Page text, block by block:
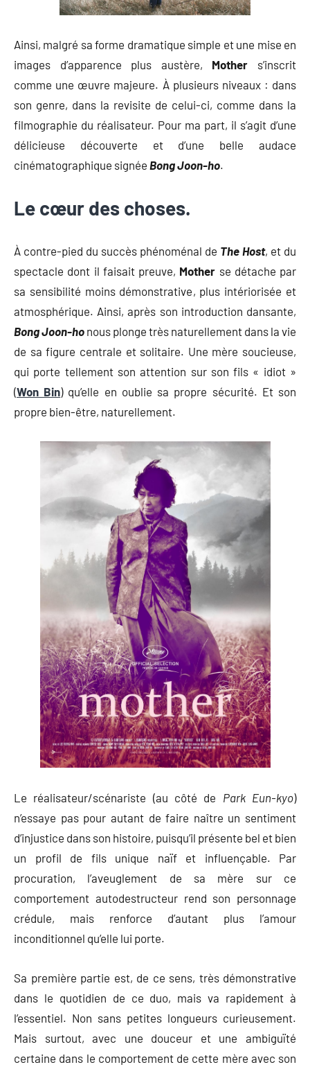
Ainsi, malgré sa forme dramatique simple et une mise en
images d’apparence plus austère, Mother s’inscrit
comme une œuvre majeure. À plusieurs niveaux : dans
son genre, dans la revisite de celui-ci, comme dans la
filmographie du réalisateur. Pour ma part, il s’agit d’une
délicieuse découverte et d’une belle audace
cinématographique signée Bong Joon-ho.
Le cœur des choses.
À contre-pied du succès phénoménal de The Host, et du
spectacle dont il faisait preuve, Mother se détache par
sa sensibilité moins démonstrative, plus intériorisée et
atmosphérique. Ainsi, après son introduction dansante,
Bong Joon-ho nous plonge très naturellement dans la vie
de sa figure centrale et solitaire. Une mère soucieuse,
qui porte tellement son attention sur son fils « idiot »
(Won Bin) qu’elle en oublie sa propre sécurité. Et son
propre bien-être, naturellement.
Le réalisateur/scénariste (au côté de Park Eun-kyo)
n’essaye pas pour autant de faire naître un sentiment
d’injustice dans son histoire, puisqu’il présente bel et bien
un profil de fils unique naïf et influençable. Par
procuration, l’aveuglement de sa mère sur ce
comportement autodestructeur rend son personnage
crédule, mais renforce d’autant plus l’amour
inconditionnel qu’elle lui porte.
Sa première partie est, de ce sens, très démonstrative
dans le quotidien de ce duo, mais va rapidement à
l’essentiel. Non sans petites longueurs curieusement.
Mais surtout, avec une douceur et une ambiguïté
certaine dans le comportement de cette mère avec son